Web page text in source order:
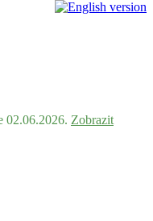
02.06.2026. Zobrazit